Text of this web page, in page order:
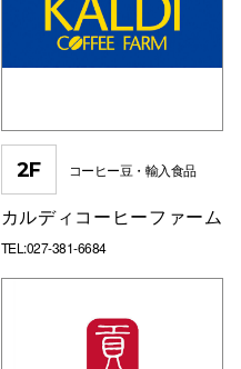
2F コーヒー豆・輸入食品
カルディコーヒーファーム
TEL:027-381-6684